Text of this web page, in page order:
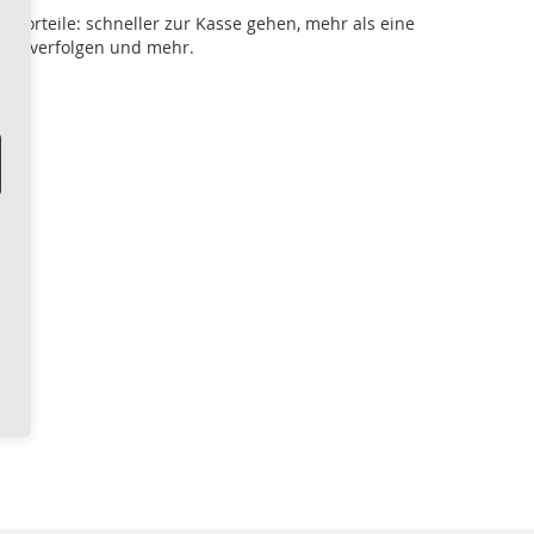
Vorteile: schneller zur Kasse gehen, mehr als eine
verfolgen und mehr.